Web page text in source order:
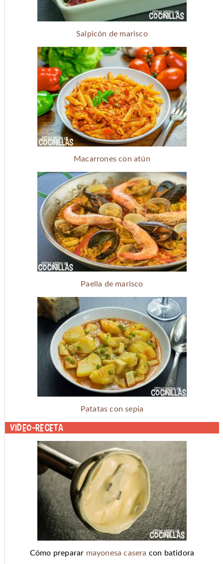
Salpicón de marisco
Macarrones con atún
Paella de marisco
Patatas con sepia
Video-receta
Cómo preparar mayonesa casera con batidora